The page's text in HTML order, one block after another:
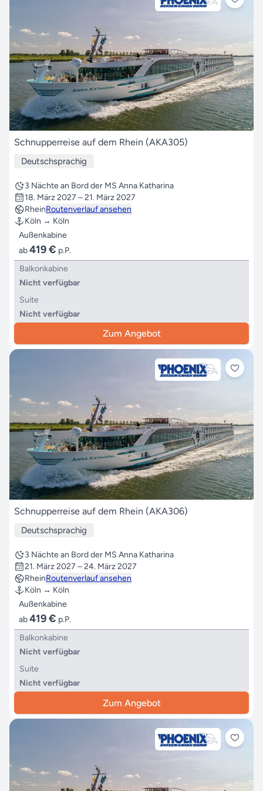
Schnupperreise auf dem Rhein (AKA305)
Deutschsprachig
3 Nächte an Bord der MS Anna Katharina
18. März 2027 – 21. März 2027
RheinRoutenverlauf ansehen
Köln → Köln
Außenkabine
ab419 € p.P.
Balkonkabine
Nicht verfügbar
Suite
Nicht verfügbar
Zum Angebot
Schnupperreise auf dem Rhein (AKA306)
Deutschsprachig
3 Nächte an Bord der MS Anna Katharina
21. März 2027 – 24. März 2027
RheinRoutenverlauf ansehen
Köln → Köln
Außenkabine
ab419 € p.P.
Balkonkabine
Nicht verfügbar
Suite
Nicht verfügbar
Zum Angebot